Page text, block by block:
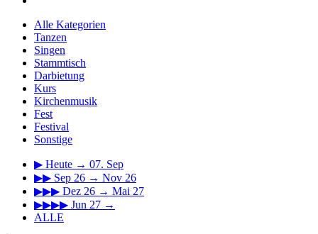
Alle Kategorien
Tanzen
Singen
Stammtisch
Darbietung
Kurs
Kirchenmusik
Fest
Festival
Sonstige
▶ Heute → 07. Sep
▶▶ Sep 26 → Nov 26
▶▶▶ Dez 26 → Mai 27
▶▶▶▶ Jun 27 →
ALLE